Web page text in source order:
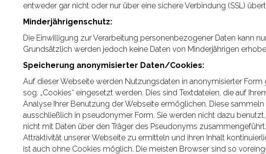
entweder gar nicht oder nur über eine sichere Verbindung (SSL)
Minderjährigenschutz:
Die Einwilligung zur Verarbeitung personenbezogener Daten kann
Grundsätzlich werden jedoch keine Daten von Minderjährigen
Speicherung anonymisierter Daten/Cookies:
Auf dieser Webseite werden Nutzungsdaten in anonymisierter
sog. „Cookies“ eingesetzt werden. Dies sind Textdateien, die auf
Analyse Ihrer Benutzung der Webseite ermöglichen. Diese
ausschließlich in pseudonymer Form. Sie werden nicht dazu
nicht mit Daten über den Träger des Pseudonyms
Attraktivität unserer Webseite zu ermitteln und ihren Inhalt
ist auch ohne Cookies möglich. Die meisten Browser sind so